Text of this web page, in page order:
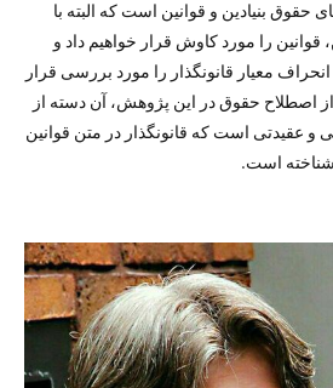
بنیادین و قوانین است که البته با
قوانین را مورد کاوش قرار خواهیم داد و
معیار قانونگذار را مورد بررسی قرار
از اصطلاح حقوق در این پژوهش، آن دسته از
و عقیدتی است که قانونگذار در متن قوانین
است.